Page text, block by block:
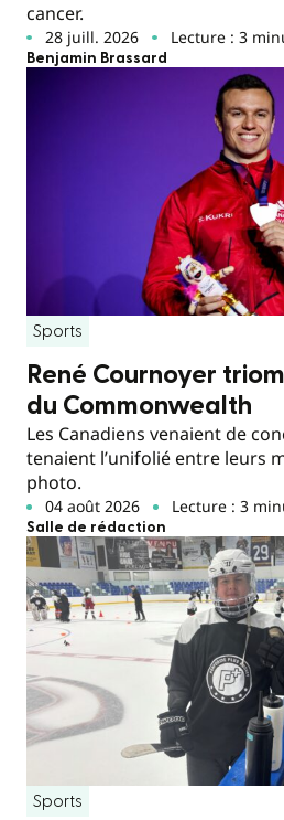
cancer.
28 juill. 2026 Lecture : 3
Benjamin Brassard
Sports
René Cournoyer
du Commonwealth
Les Canadiens venaient de
tenaient l’unifolié entre leurs
photo.
04 août 2026 Lecture : 3
Salle de rédaction
Sports